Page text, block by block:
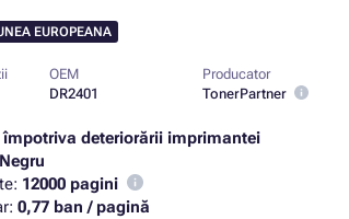
EUROPEANA
OEM
DR2401
Producator
TonerPartner
împotriva deteriorării imprimantei
Negru
12000 pagini
0,77 ban / pagină